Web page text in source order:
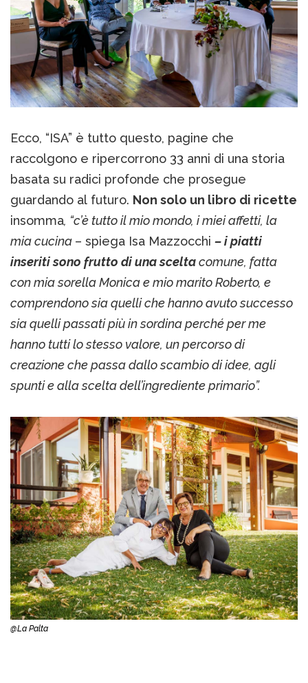
Ecco, “ISA” è tutto questo, pagine che
raccolgono e ripercorrono 33 anni di una storia
basata su radici profonde che prosegue
guardando al futuro. Non solo un libro di ricette
insomma, “c’è tutto il mio mondo, i miei affetti, la
mia cucina – spiega Isa Mazzocchi – i piatti
inseriti sono frutto di una sceltacomune, fatta
con mia sorella Monica e mio marito Roberto, e
comprendono sia quelli che hanno avuto successo
sia quelli passati più in sordina perché per me
hanno tutti lo stesso valore, un percorso di
creazione che passa dallo scambio di idee, agli
spunti e alla scelta dell’ingrediente primario”.
@La Palta